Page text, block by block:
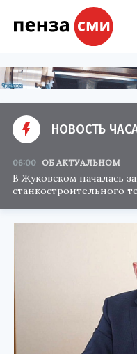
НОВОСТЬ
06:00 ОБ АКТУАЛЬНОМ
В Жуковском началась
станкостроительного